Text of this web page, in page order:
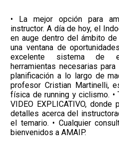
• La mejor opción para
instructor. A día de hoy, el
en auge dentro del ámbito
una ventana de
excelente sistema de
herramientas necesarias
planificación a lo largo de
profesor Cristian Martinelli,
física de running y ciclismo.
VIDEO EXPLICATIVO,
detalles acerca del
el temario. • Cualquier
bienvenidos a AMAIP.